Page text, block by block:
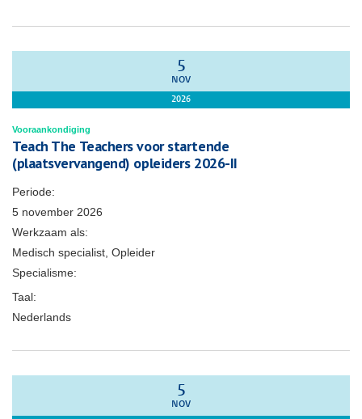
5
NOV
2026
Vooraankondiging
Teach The Teachers voor startende
(plaatsvervangend) opleiders 2026-II
Periode:
5 november 2026
Werkzaam als:
Medisch specialist, Opleider
Specialisme:
Taal:
Nederlands
5
NOV